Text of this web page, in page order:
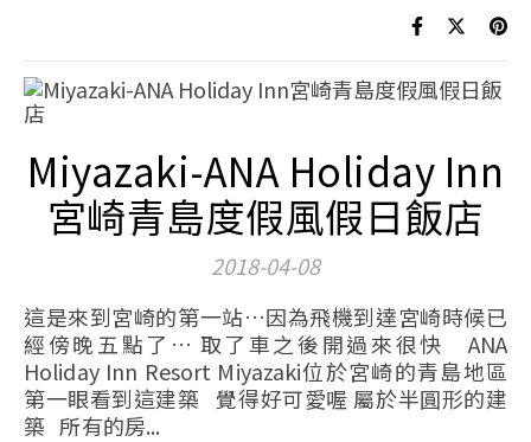
Miyazaki-ANA Holiday Inn
宮崎青島度假風假日飯店
2018-04-08
這是來到宮崎的第一站…因為飛機到達宮崎時候已
經傍晚五點了… 取了車之後開過來很快 ANA
Holiday Inn Resort Miyazaki位於宮崎的青島地區
第一眼看到這建築 覺得好可愛喔 屬於半圓形的建
築 所有的房...